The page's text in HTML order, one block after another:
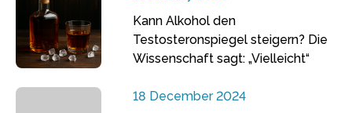
Kann Alkohol den
Testosteronspiegel steigern? Die
Wissenschaft sagt: „Vielleicht“
18 December 2024